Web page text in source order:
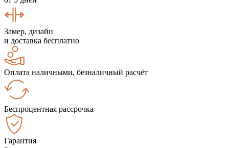
Замер, дизайн
и доставка бесплатно
Оплата наличными, безналичный расчёт
Беспроцентная рассрочка
Гарантия